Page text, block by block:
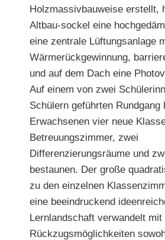
Holzmassivbauweise erstellt,
Altbau-sockel eine
eine zentrale Lüftungsanlage
Wärmerückgewinnung,
und auf dem Dach eine
Auf einem von zwei
Schülern geführten Rundgang
Erwachsenen vier neue
Betreuungszimmer, zwei
Differenzierungsräume und
bestaunen. Der große
zu den einzelnen
eine beeindruckend
Lernlandschaft verwandelt mit
Rückzugsmöglichkeiten